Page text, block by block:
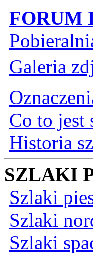
FORUM
Galeria
Co to jest
Historia
SZLAKI
Szlaki
Szlaki
Szlaki